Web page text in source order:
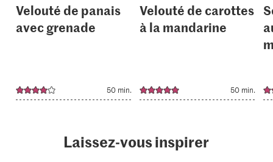
Velouté de panais
avec grenade
50 min.
Velouté de carottes
à la mandarine
50 min.
Laissez-vous inspirer